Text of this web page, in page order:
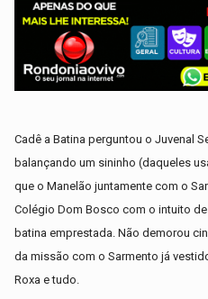
Cadê a Batina perguntou o Juvenal
balançando um sininho (daqueles
que o Manelão juntamente com o
Colégio Dom Bosco com o intuito
batina emprestada. Não demorou
da missão com o Sarmento já
Roxa e tudo.